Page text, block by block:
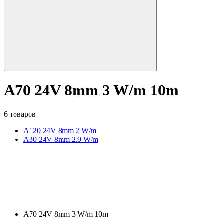
A70 24V 8mm 3 W/m 10m
6 товаров
A120 24V 8mm 2 W/m
A30 24V 8mm 2.9 W/m
A70 24V 8mm 3 W/m 10m